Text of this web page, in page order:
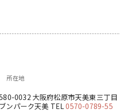
所在地
0032 大阪府松原市天美東三丁
ンパーク天美 TEL0570-0789-55